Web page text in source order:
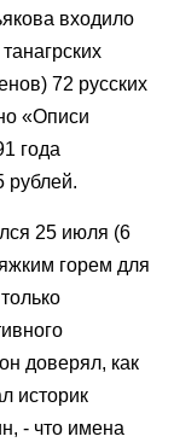
входило
72 русских
«Описи
года
рублей.
25 июля (6
горем для
доверял, как
историк
- что имена